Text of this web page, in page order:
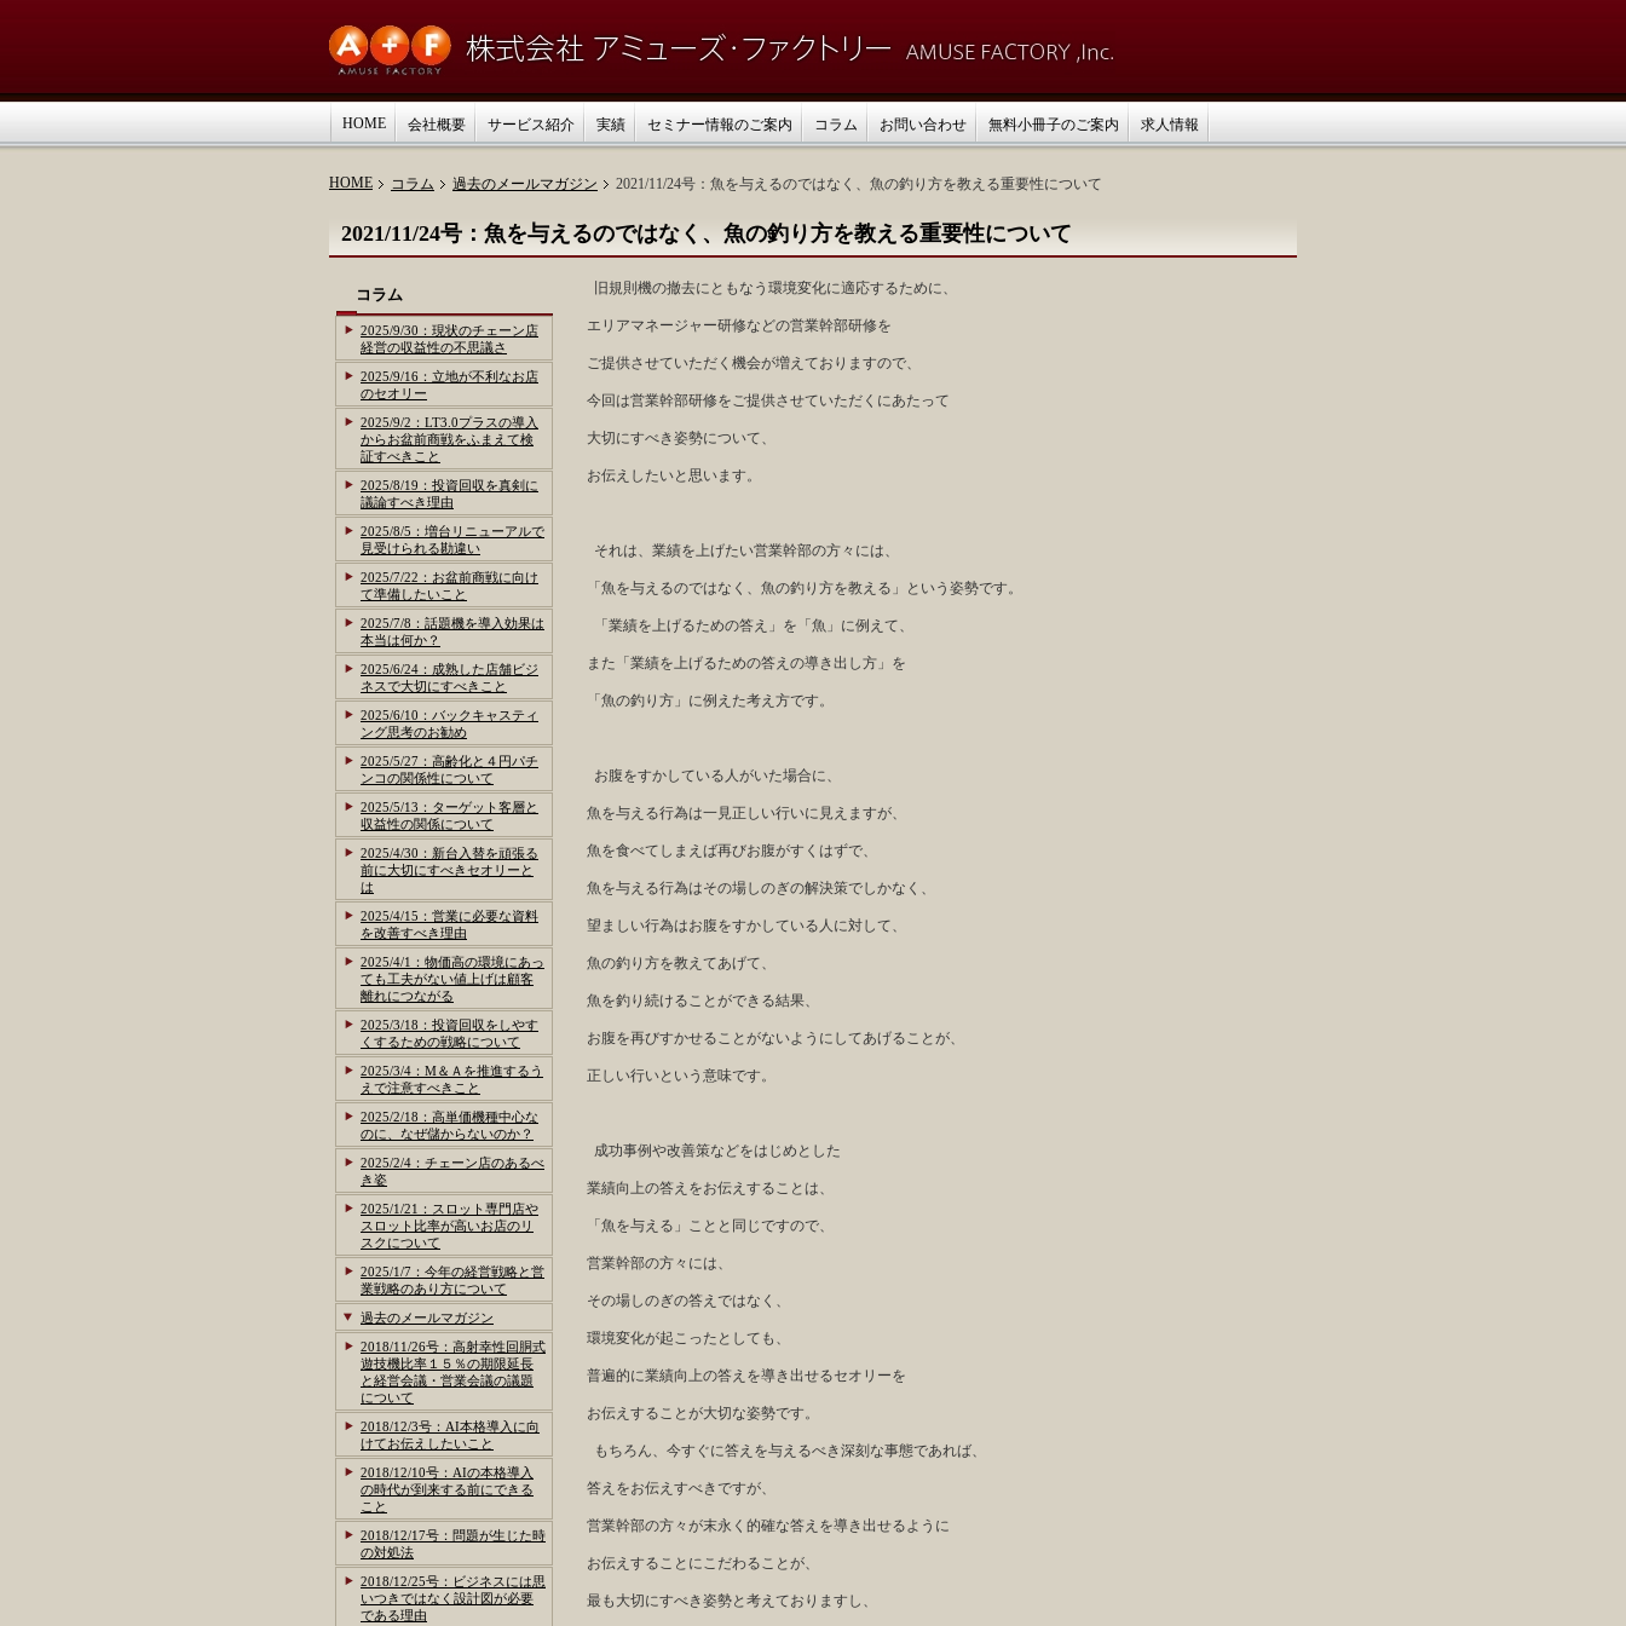
HOME 会社概要 サービス紹介 実績 セミナー情報のご案内 コラム お問い合わせ 無料小冊子のご案内 求人情報
HOME コラム 過去のメールマガジン 2021/11/24号：魚を与えるのではなく、魚の釣り方を教える重要性について
2021/11/24号：魚を与えるのではなく、魚の釣り方を教える重要性について
旧規則機の撤去にともなう環境変化に適応するために、
エリアマネージャー研修などの営業幹部研修を
ご提供させていただく機会が増えておりますので、
今回は営業幹部研修をご提供させていただくにあたって
大切にすべき姿勢について、
お伝えしたいと思います。
それは、業績を上げたい営業幹部の方々には、
「魚を与えるのではなく、魚の釣り方を教える」という姿勢です。
「業績を上げるための答え」を「魚」に例えて、
また「業績を上げるための答えの導き出し方」を
「魚の釣り方」に例えた考え方です。
お腹をすかしている人がいた場合に、
魚を与える行為は一見正しい行いに見えますが、
魚を食べてしまえば再びお腹がすくはずで、
魚を与える行為はその場しのぎの解決策でしかなく、
望ましい行為はお腹をすかしている人に対して、
魚の釣り方を教えてあげて、
魚を釣り続けることができる結果、
お腹を再びすかせることがないようにしてあげることが、
正しい行いという意味です。
成功事例や改善策などをはじめとした
業績向上の答えをお伝えすることは、
「魚を与える」ことと同じですので、
営業幹部の方々には、
その場しのぎの答えではなく、
環境変化が起こったとしても、
普遍的に業績向上の答えを導き出せるセオリーを
お伝えすることが大切な姿勢です。
もちろん、今すぐに答えを与えるべき深刻な事態であれば、
答えをお伝えすべきですが、
営業幹部の方々が末永く的確な答えを導き出せるように
お伝えすることにこだわることが、
最も大切にすべき姿勢と考えておりますし、
コラム
2025/9/30：現状のチェーン店
経営の収益性の不思議さ
2025/9/16：立地が不利なお店
のセオリー
2025/9/2：LT3.0プラスの導入
からお盆前商戦をふまえて検
証すべきこと
2025/8/19：投資回収を真剣に
議論すべき理由
2025/8/5：増台リニューアルで
見受けられる勘違い
2025/7/22：お盆前商戦に向け
て準備したいこと
2025/7/8：話題機を導入効果は
本当は何か？
2025/6/24：成熟した店舗ビジ
ネスで大切にすべきこと
2025/6/10：バックキャスティ
ング思考のお勧め
2025/5/27：高齢化と４円パチ
ンコの関係性について
2025/5/13：ターゲット客層と
収益性の関係について
2025/4/30：新台入替を頑張る
前に大切にすべきセオリーと
は
2025/4/15：営業に必要な資料
を改善すべき理由
2025/4/1：物価高の環境にあっ
ても工夫がない値上げは顧客
離れにつながる
2025/3/18：投資回収をしやす
くするための戦略について
2025/3/4：M＆Ａを推進するう
えで注意すべきこと
2025/2/18：高単価機種中心な
のに、なぜ儲からないのか？
2025/2/4：チェーン店のあるべ
き姿
2025/1/21：スロット専門店や
スロット比率が高いお店のリ
スクについて
2025/1/7：今年の経営戦略と営
業戦略のあり方について
過去のメールマガジン
2018/11/26号：高射幸性回胴式
遊技機比率１５％の期限延長
と経営会議・営業会議の議題
について
2018/12/3号：AI本格導入に向
けてお伝えしたいこと
2018/12/10号：AIの本格導入
の時代が到来する前にできる
こと
2018/12/17号：問題が生じた時
の対処法
2018/12/25号：ビジネスには思
いつきではなく設計図が必要
である理由